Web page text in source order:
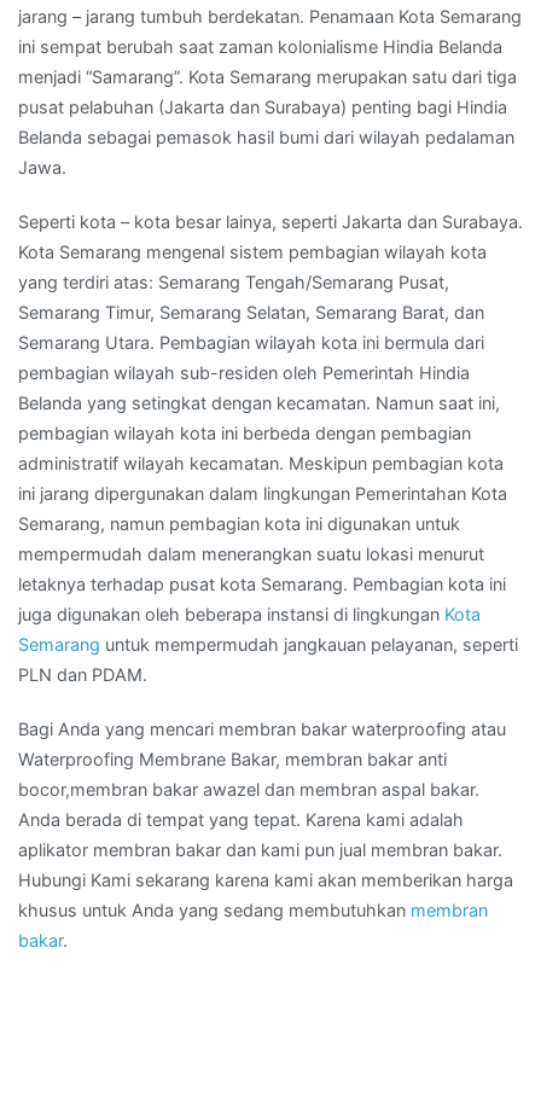
jarang – jarang tumbuh berdekatan. Penamaan Kota Semarang
ini sempat berubah saat zaman kolonialisme Hindia Belanda
menjadi “Samarang”. Kota Semarang merupakan satu dari tiga
pusat pelabuhan (Jakarta dan Surabaya) penting bagi Hindia
Belanda sebagai pemasok hasil bumi dari wilayah pedalaman
Jawa.
Seperti kota – kota besar lainya, seperti Jakarta dan Surabaya.
Kota Semarang mengenal sistem pembagian wilayah kota
yang terdiri atas: Semarang Tengah/Semarang Pusat,
Semarang Timur, Semarang Selatan, Semarang Barat, dan
Semarang Utara. Pembagian wilayah kota ini bermula dari
pembagian wilayah sub-residen oleh Pemerintah Hindia
Belanda yang setingkat dengan kecamatan. Namun saat ini,
pembagian wilayah kota ini berbeda dengan pembagian
administratif wilayah kecamatan. Meskipun pembagian kota
ini jarang dipergunakan dalam lingkungan Pemerintahan Kota
Semarang, namun pembagian kota ini digunakan untuk
mempermudah dalam menerangkan suatu lokasi menurut
letaknya terhadap pusat kota Semarang. Pembagian kota ini
juga digunakan oleh beberapa instansi di lingkungan Kota
Semarang untuk mempermudah jangkauan pelayanan, seperti
PLN dan PDAM.
Bagi Anda yang mencari membran bakar waterproofing atau
Waterproofing Membrane Bakar, membran bakar anti
bocor,membran bakar awazel dan membran aspal bakar.
Anda berada di tempat yang tepat. Karena kami adalah
aplikator membran bakar dan kami pun jual membran bakar.
Hubungi Kami sekarang karena kami akan memberikan harga
khusus untuk Anda yang sedang membutuhkan membran
bakar.